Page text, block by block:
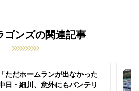
ゴンズの関連記事
ただホームランが出なかった
日・細川、意外にもバンテリ